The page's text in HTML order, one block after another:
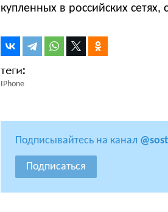
купленных в российских сетях,
IPhone
Подписывайтесь на канал
Подписаться